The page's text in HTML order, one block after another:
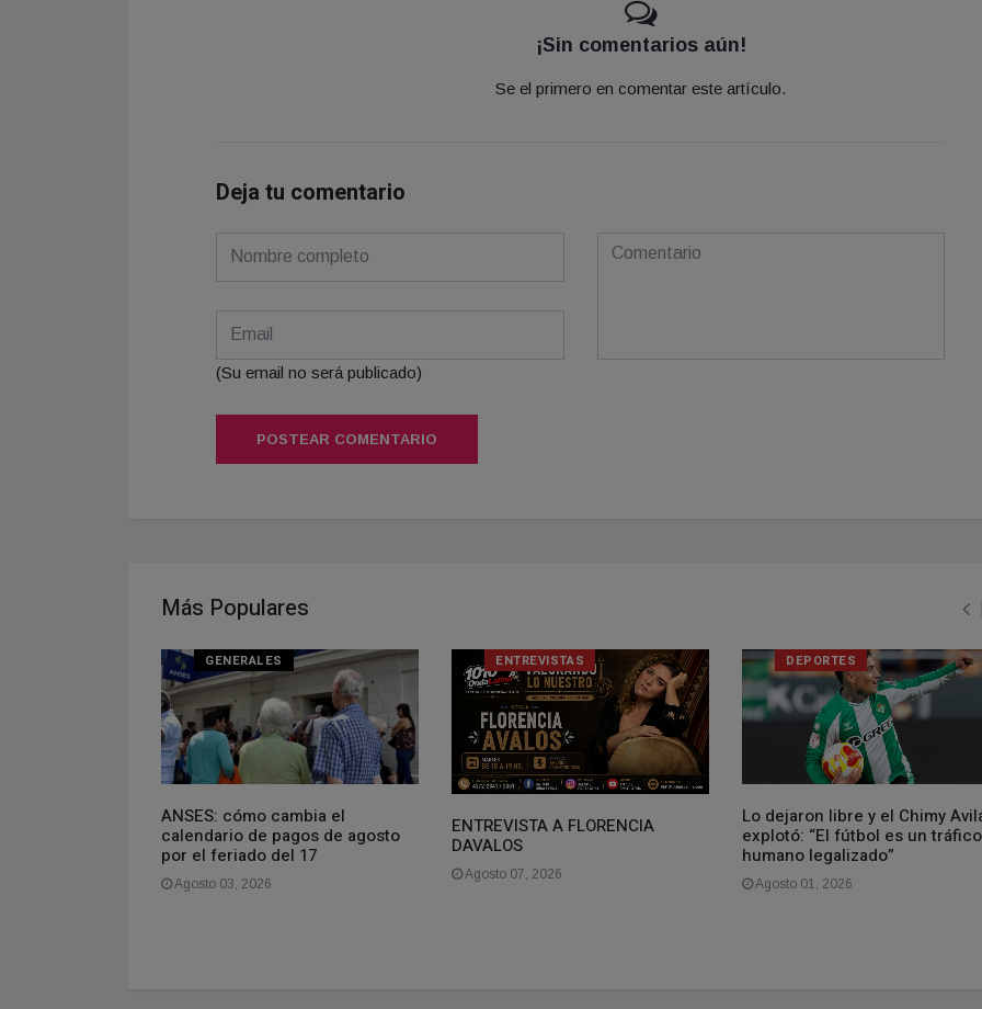
¡Sin comentarios aún!
Se el primero en comentar este artículo.
Deja tu comentario
(Su email no será publicado)
POSTEAR COMENTARIO
Más Populares
GENERALES
ANSES: cómo cambia el
calendario de pagos de agosto
por el feriado del 17
Agosto 03, 2026
ENTREVISTAS
ENTREVISTA A FLORENCIA
DAVALOS
Agosto 07, 2026
DEPORTES
Lo dejaron libre y el Chimy
explotó: “El fútbol es un tráfico
humano legalizado”
Agosto 01, 2026